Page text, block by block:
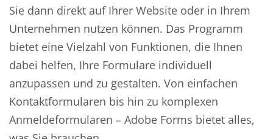
Sie dann direkt auf Ihrer Website oder in Ihrem
Unternehmen nutzen können. Das Programm
bietet eine Vielzahl von Funktionen, die Ihnen
dabei helfen, Ihre Formulare individuell
anzupassen und zu gestalten. Von einfachen
Kontaktformularen bis hin zu komplexen
Anmeldeformularen – Adobe Forms bietet alles,